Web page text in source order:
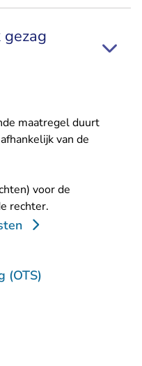
maatregel duurt
van de
voor de
rechter.
(OTS)